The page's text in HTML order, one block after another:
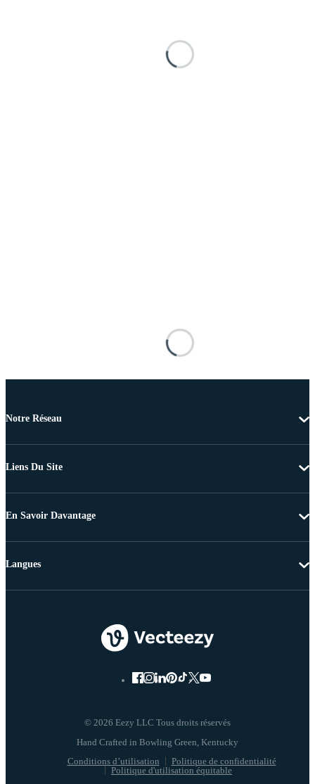
Notre Réseau
Liens Du Site
En Savoir Davantage
© 2026 Eezy LLC Tous droits réservés
Conditions d’utilisation
Politique de confidentialité
Politique d'utilisation équitable
Langues